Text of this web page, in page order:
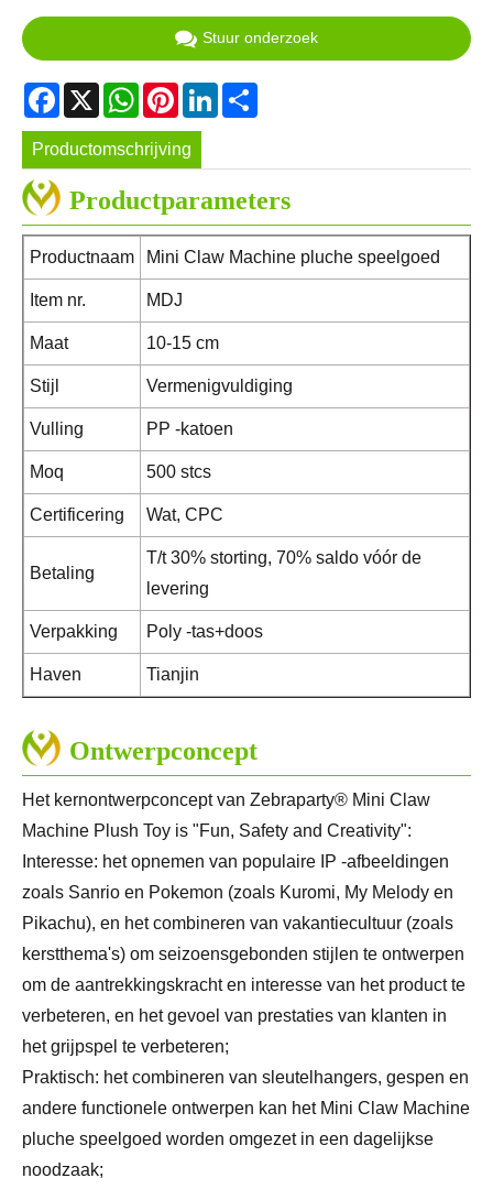
Stuur onderzoek
Facebook
X WhatsApp
PinterestLinkedIn
Productomschrijving
Productparameters
Productnaam Mini Claw Machine pluche speelgoed
Item nr. MDJ
Maat 10-15 cm
Stijl Vermenigvuldiging
Vulling PP -katoen
Moq 500 stcs
Certificering Wat, CPC
Betaling
T/t 30% storting, 70% saldo vóór de
levering
Verpakking Poly -tas+doos
Haven Tianjin
Ontwerpconcept
Het kernontwerpconcept van Zebraparty® Mini Claw
Machine Plush Toy is "Fun, Safety and Creativity":
Interesse: het opnemen van populaire IP -afbeeldingen
zoals Sanrio en Pokemon (zoals Kuromi, My Melody en
Pikachu), en het combineren van vakantiecultuur (zoals
kerstthema's) om seizoensgebonden stijlen te ontwerpen
om de aantrekkingskracht en interesse van het product te
verbeteren, en het gevoel van prestaties van klanten in
het grijpspel te verbeteren;
Praktisch: het combineren van sleutelhangers, gespen en
andere functionele ontwerpen kan het Mini Claw Machine
pluche speelgoed worden omgezet in een dagelijkse
noodzaak;